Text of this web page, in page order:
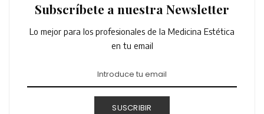
Subscríbete a nuestra Newsletter
Lo mejor para los profesionales de la Medicina Estética
en tu email
SUSCRIBIR